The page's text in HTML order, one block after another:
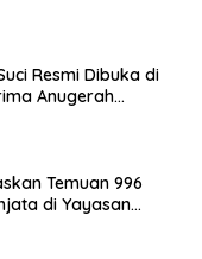
Resmi Dibuka di
Anugerah
Temuan 996
di Yayasan